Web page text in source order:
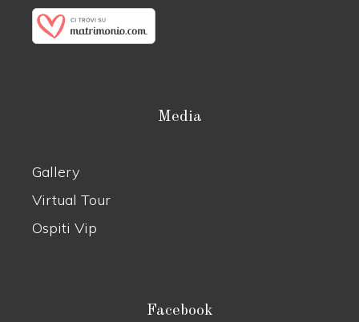
Media
Gallery
Virtual Tour
Ospiti Vip
Facebook